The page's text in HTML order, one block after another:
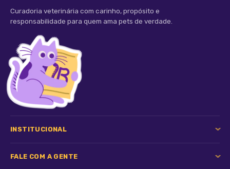
Curadoria veterinária com carinho, propósito e
responsabilidade para quem ama pets de verdade.
INSTITUCIONAL
FALE COM A GENTE